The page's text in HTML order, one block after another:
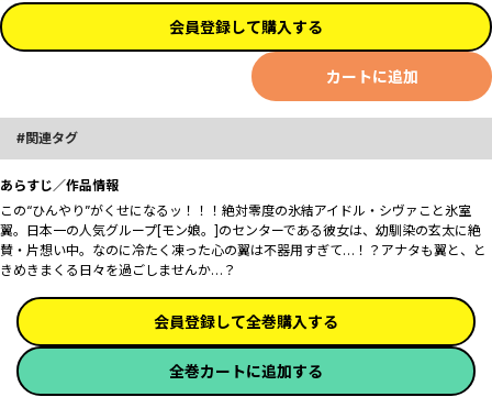
会員登録して購入する
カートに追加
関連タグ
あらすじ／作品情報
この“ひんやり”がくせになる―――ッ！！！絶対零度の氷結アイドル・シヴァこと氷室
翼。日本一の人気グループ[モン娘。]のセンターである彼女は、幼馴染の玄太に絶
賛・片想い中。なのに冷たく凍った心の翼は不器用すぎて…！？アナタも翼と、と
きめきまくる日々を過ごしませんか…？
会員登録して全巻購入する
全巻カートに追加する